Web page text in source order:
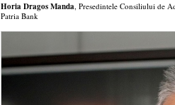
Horia Dragos Manda, Presedintele Consiliului de
Patria Bank